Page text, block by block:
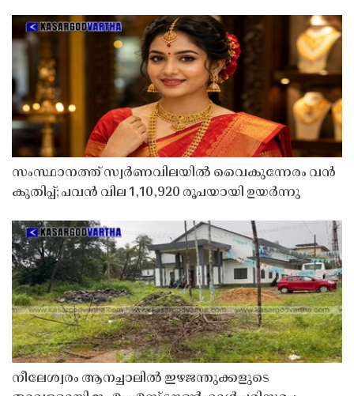
സംസ്ഥാനത്ത് സ്വർണവിലയിൽ വൈകുന്നേരം വൻ
കുതിപ്പ്; പവൻ വില 1,10,920 രൂപയായി ഉയർന്നു
നീലേശ്വരം ആനച്ചാലിൽ ഇഴജന്തുക്കളുടെ